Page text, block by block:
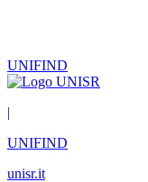
UNIFIND
|
UNIFIND
unisr.it